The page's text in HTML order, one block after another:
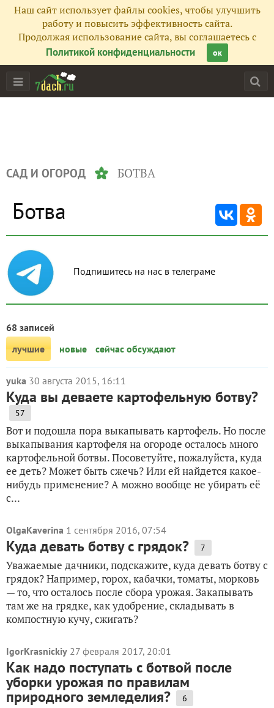
Наш сайт использует файлы cookies, чтобы улучшить
работу и повысить эффективность сайта.
Продолжая использование сайта, вы соглашаетесь с
Политикой конфиденциальности
ок
САД И ОГОРОД БОТВА
Ботва
Подпишитесь на нас в телеграме
68 записей
лучшие
новые сейчас обсуждают
yuka 30 августа 2015, 16:11
Куда вы деваете картофельную ботву?
57
Вот и подошла пора выкапывать картофель. Но после
выкапывания картофеля на огороде осталось много
картофельной ботвы. Посоветуйте, пожалуйста, куда
ее деть? Может быть сжечь? Или ей найдется какое-
нибудь применение? А можно вообще не убирать её
с...
OlgaKaverina 1 сентября 2016, 07:54
Куда девать ботву с грядок? 7
Уважаемые дачники, подскажите, куда девать ботву с
грядок? Например, горох, кабачки, томаты, морковь
— то, что осталось после сбора урожая. Закапывать
там же на грядке, как удобрение, складывать в
компостную кучу, сжигать?
IgorKrasnickiy 27 февраля 2017, 20:01
Как надо поступать с ботвой после
уборки урожая по правилам
природного земледелия? 6